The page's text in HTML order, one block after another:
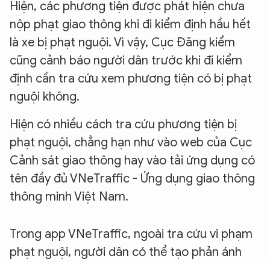
Hiện, các phương tiện được phát hiện chưa
nộp phạt giao thông khi đi kiểm định hầu hết
là xe bị phạt nguội. Vì vậy, Cục Đăng kiểm
cũng cảnh báo người dân trước khi đi kiểm
định cần tra cứu xem phương tiện có bị phạt
nguội không.
Hiện có nhiều cách tra cứu phương tiện bị
phạt nguội, chẳng hạn như vào web của Cục
Cảnh sát giao thông hay vào tải ứng dụng có
tên đầy đủ VNeTraffic - Ứng dụng giao thông
thông minh Việt Nam.
Trong app VNeTraffic, ngoài tra cứu vi phạm
phạt nguội, người dân có thể tạo phản ánh